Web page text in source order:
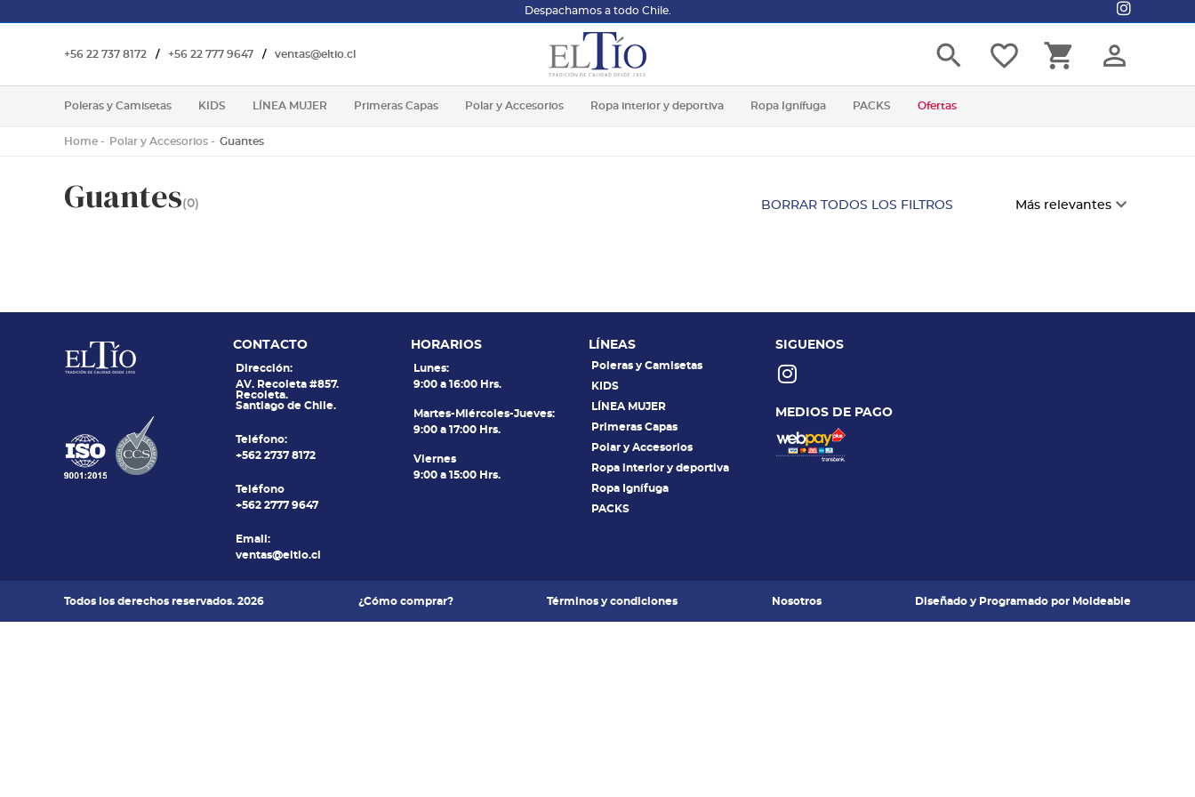
Despachamos a todo Chile.
+56 22 737 8172 / +56 22 777 9647 / ventas@eltio.cl person_outline
shopping_cart
favorite_border
search
Poleras y Camisetas KIDS LÍNEA MUJER Primeras Capas Polar y Accesorios Ropa interior y deportiva Ropa Ignífuga PACKS Ofertas
Home Polar y Accesorios Guantes
Guantes(0) Más relevantes
BORRAR TODOS LOS FILTROS
CONTACTO
Dirección:
AV. Recoleta #857.
Recoleta.
Santiago de Chile.
Teléfono:
+562 2737 8172
Teléfono
+562 2777 9647
Email:
ventas@eltio.cl
HORARIOS
Lunes:
9:00 a 16:00 Hrs.
Martes-Miércoles-Jueves:
9:00 a 17:00 Hrs.
Viernes
9:00 a 15:00 Hrs.
LÍNEAS
Poleras y Camisetas
KIDS
LÍNEA MUJER
Primeras Capas
Polar y Accesorios
Ropa interior y deportiva
Ropa Ignífuga
PACKS
SIGUENOS
MEDIOS DE PAGO
Todos los derechos reservados. 2026 ¿Cómo comprar? Términos y condiciones Nosotros Diseñado y Programado por Moldeable